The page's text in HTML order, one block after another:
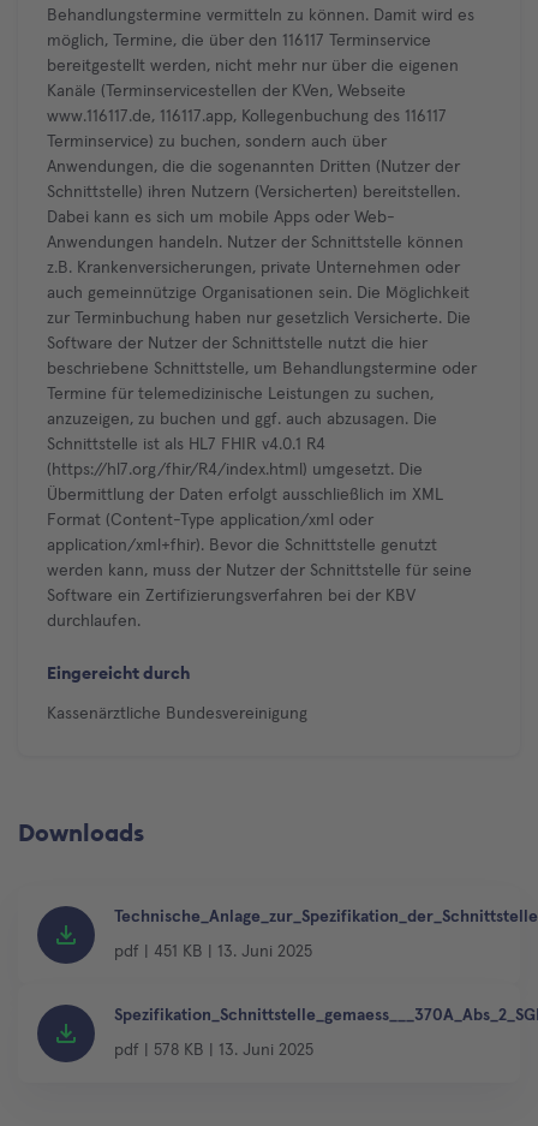
Behandlungstermine vermitteln zu können. Damit wird es
möglich, Termine, die über den 116117 Terminservice
bereitgestellt werden, nicht mehr nur über die eigenen
Kanäle (Terminservicestellen der KVen, Webseite
www.116117.de, 116117.app, Kollegenbuchung des 116117
Terminservice) zu buchen, sondern auch über
Anwendungen, die die sogenannten Dritten (Nutzer der
Schnittstelle) ihren Nutzern (Versicherten) bereitstellen.
Dabei kann es sich um mobile Apps oder Web-
Anwendungen handeln. Nutzer der Schnittstelle können
z.B. Krankenversicherungen, private Unternehmen oder
auch gemeinnützige Organisationen sein. Die Möglichkeit
zur Terminbuchung haben nur gesetzlich Versicherte. Die
Software der Nutzer der Schnittstelle nutzt die hier
beschriebene Schnittstelle, um Behandlungstermine oder
Termine für telemedizinische Leistungen zu suchen,
anzuzeigen, zu buchen und ggf. auch abzusagen. Die
Schnittstelle ist als HL7 FHIR v4.0.1 R4
(https://hl7.org/fhir/R4/index.html) umgesetzt. Die
Übermittlung der Daten erfolgt ausschließlich im XML
Format (Content-Type application/xml oder
application/xml+fhir). Bevor die Schnittstelle genutzt
werden kann, muss der Nutzer der Schnittstelle für seine
Software ein Zertifizierungsverfahren bei der KBV
durchlaufen.
Eingereicht durch
Kassenärztliche Bundesvereinigung
Downloads
pdf 451 KB 13. Juni 2025
pdf 578 KB 13. Juni 2025